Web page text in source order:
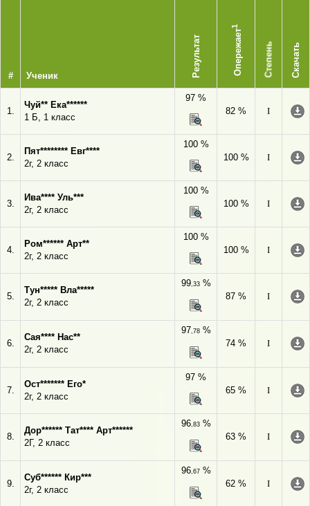
# Ученик Результат Опережает
1
Степень Скачать
1.
Чуй** Ека******
1 Б, 1 класс
97 %
82 %
I
2.
Пят******** Евг****
2г, 2 класс
100 %
100 %
I
3.
Ива**** Уль***
2г, 2 класс
100 %
100 %
I
4.
Ром****** Арт**
2г, 2 класс
100 %
100 %
I
5.
Тун***** Вла*****
2г, 2 класс
99,33%
87 %
I
6.
Сая**** Нас**
2г, 2 класс
97,78%
74 %
I
7.
Ост******* Его*
2г, 2 класс
97 %
65 %
I
8.
Дор****** Тат**** Арт******
2Г, 2 класс
96,83%
63 %
I
9.
Суб****** Кир***
2г, 2 класс
96,67%
62 %
I